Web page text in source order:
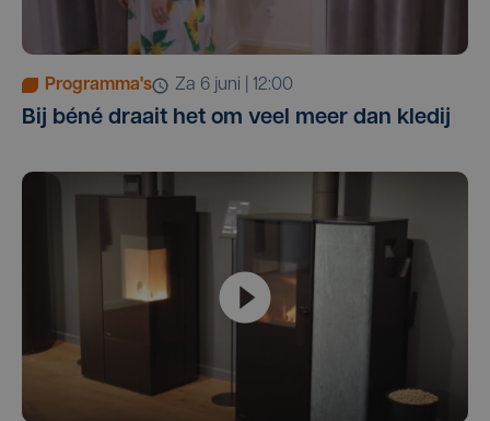
Programma's za 6 juni | 12:00
Bij béné draait het om veel meer dan kledij